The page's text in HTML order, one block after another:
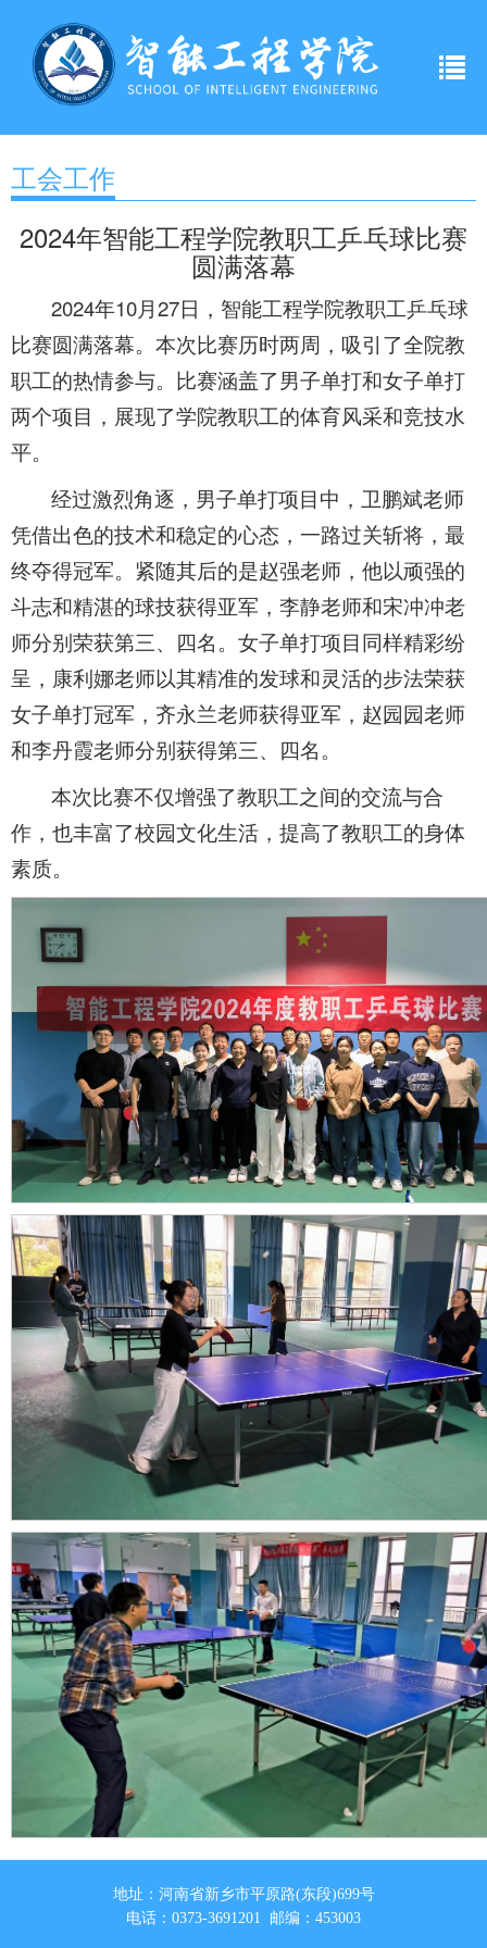
工会工作
2024年智能工程学院教职工乒乓球比赛
圆满落幕
2024年10月27日，智能工程学院教职工乒乓球
比赛圆满落幕。本次比赛历时两周，吸引了全院教
职工的热情参与。比赛涵盖了男子单打和女子单打
两个项目，展现了学院教职工的体育风采和竞技水
平。
经过激烈角逐，男子单打项目中，卫鹏斌老师
凭借出色的技术和稳定的心态，一路过关斩将，最
终夺得冠军。紧随其后的是赵强老师，他以顽强的
斗志和精湛的球技获得亚军，李静老师和宋冲冲老
师分别荣获第三、四名。女子单打项目同样精彩纷
呈，康利娜老师以其精准的发球和灵活的步法荣获
女子单打冠军，齐永兰老师获得亚军，赵园园老师
和李丹霞老师分别获得第三、四名。
本次比赛不仅增强了教职工之间的交流与合
作，也丰富了校园文化生活，提高了教职工的身体
素质。
地址：河南省新乡市平原路(东段)699号
电话：0373-3691201 邮编：453003